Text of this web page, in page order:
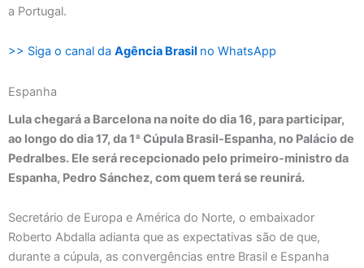
a Portugal.
>> Siga o canal da Agência Brasil no WhatsApp
Espanha
Lula chegará a Barcelona na noite do dia 16, para participar,
ao longo do dia 17, da 1ª Cúpula Brasil-Espanha, no Palácio de
Pedralbes. Ele será recepcionado pelo primeiro-ministro da
Espanha, Pedro Sánchez, com quem terá se reunirá.
Secretário de Europa e América do Norte, o embaixador
Roberto Abdalla adianta que as expectativas são de que,
durante a cúpula, as convergências entre Brasil e Espanha